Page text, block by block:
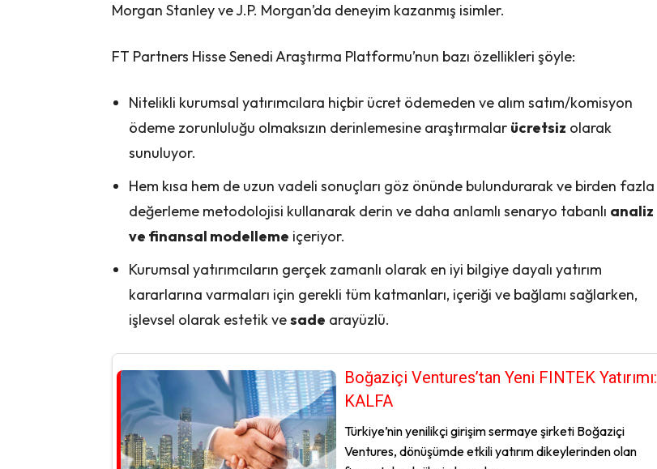
Morgan Stanley ve J.P. Morgan’da deneyim kazanmış isimler.
FT Partners Hisse Senedi Araştırma Platformu’nun bazı özellikleri şöyle:
Nitelikli kurumsal yatırımcılara hiçbir ücret ödemeden ve alım satım/komisyon
ödeme zorunluluğu olmaksızın derinlemesine araştırmalar ücretsiz olarak
sunuluyor.
Hem kısa hem de uzun vadeli sonuçları göz önünde bulundurarak ve birden fazla
değerleme metodolojisi kullanarak derin ve daha anlamlı senaryo tabanlı analiz
ve finansal modelleme içeriyor.
Kurumsal yatırımcıların gerçek zamanlı olarak en iyi bilgiye dayalı yatırım
kararlarına varmaları için gerekli tüm katmanları, içeriği ve bağlamı sağlarken,
işlevsel olarak estetik vesade arayüzlü.
Boğaziçi Ventures’tan Yeni FINTEK Yatırımı:
KALFA
Türkiye’nin yenilikçi girişim sermaye şirketi Boğaziçi
Ventures, dönüşümde etkili yatırım dikeylerinden olan